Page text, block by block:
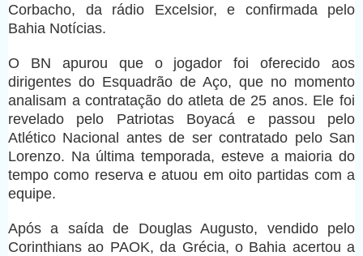
Corbacho, da rádio Excelsior, e confirmada pelo
Bahia Notícias.
O BN apurou que o jogador foi oferecido aos
dirigentes do Esquadrão de Aço, que no momento
analisam a contratação do atleta de 25 anos. Ele foi
revelado pelo Patriotas Boyacá e passou pelo
Atlético Nacional antes de ser contratado pelo San
Lorenzo. Na última temporada, esteve a maioria do
tempo como reserva e atuou em oito partidas com a
equipe.
Após a saída de Douglas Augusto, vendido pelo
Corinthians ao PAOK, da Grécia, o Bahia acertou a